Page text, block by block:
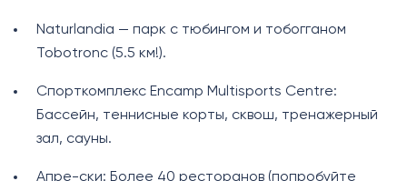
Naturlandia — парк с тюбингом и тобогганом
Tobotronc (5.5 км!).
Спорткомплекс Encamp Multisports Centre:
Бассейн, теннисные корты, сквош, тренажерный
зал, сауны.
Апре-ски: Более 40 ресторанов (попробуйте